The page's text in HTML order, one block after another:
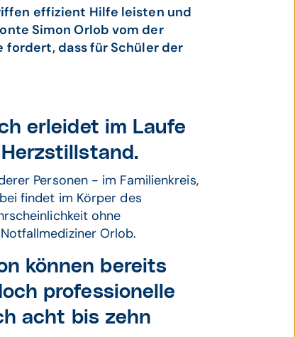
effizient Hilfe leisten und
Simon Orlob vom der
fordert, dass für Schüler der
erleidet im Laufe
Personen - im Familienkreis,
findet im Körper des
ohne
Orlob.
können bereits
professionelle
acht bis zehn